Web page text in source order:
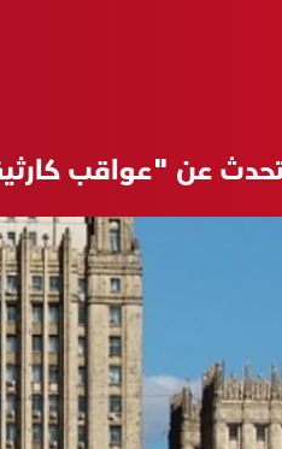
عن "عواقب كارثية"